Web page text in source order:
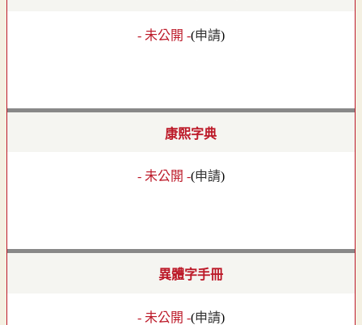
- 未公開 -(申請)
康熙字典
- 未公開 -(申請)
異體字手冊
- 未公開 -(申請)